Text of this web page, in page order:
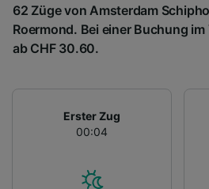
62 Züge von Amsterdam
Roermond. Bei einer Buchung
ab CHF 30.60.
Erster Zug
00:04